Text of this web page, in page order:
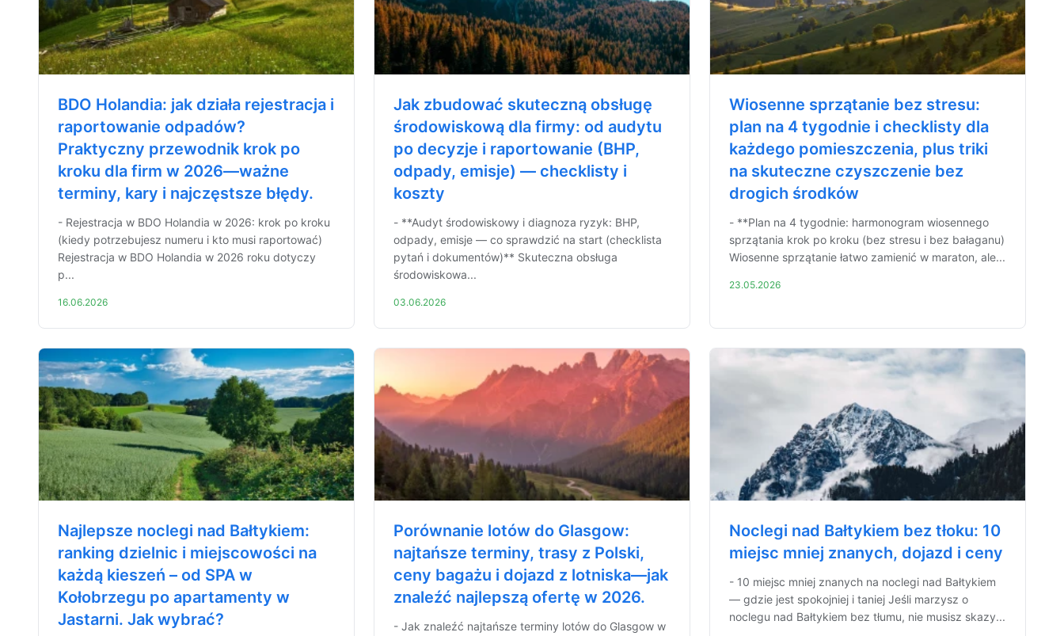
BDO Holandia: jak działa rejestracja i
raportowanie odpadów?
Praktyczny przewodnik krok po
kroku dla firm w 2026—ważne
terminy, kary i najczęstsze błędy.
- Rejestracja w BDO Holandia w 2026: krok po kroku
(kiedy potrzebujesz numeru i kto musi raportować)
Rejestracja w BDO Holandia w 2026 roku dotyczy
p...
16.06.2026
Jak zbudować skuteczną obsługę
środowiskową dla firmy: od audytu
po decyzje i raportowanie (BHP,
odpady, emisje) — checklisty i
koszty
- **Audyt środowiskowy i diagnoza ryzyk: BHP,
odpady, emisje — co sprawdzić na start (checklista
pytań i dokumentów)** Skuteczna obsługa
środowiskowa...
03.06.2026
Wiosenne sprzątanie bez stresu:
plan na 4 tygodnie i checklisty dla
każdego pomieszczenia, plus triki
na skuteczne czyszczenie bez
drogich środków
- **Plan na 4 tygodnie: harmonogram wiosennego
sprzątania krok po kroku (bez stresu i bez bałaganu)
Wiosenne sprzątanie łatwo zamienić w maraton, ale...
23.05.2026
Najlepsze noclegi nad Bałtykiem:
ranking dzielnic i miejscowości na
każdą kieszeń – od SPA w
Kołobrzegu po apartamenty w
Jastarni. Jak wybrać?
Porównanie lotów do Glasgow:
najtańsze terminy, trasy z Polski,
ceny bagażu i dojazd z lotniska—jak
znaleźć najlepszą ofertę w 2026.
- Jak znaleźć najtańsze terminy lotów do Glasgow w
Noclegi nad Bałtykiem bez tłoku: 10
miejsc mniej znanych, dojazd i ceny
- 10 miejsc mniej znanych na noclegi nad Bałtykiem
— gdzie jest spokojniej i taniej Jeśli marzysz o
noclegu nad Bałtykiem bez tłumu, nie musisz skazy...